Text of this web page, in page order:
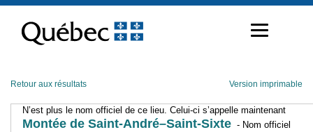
contenu
Retour aux résultats Version imprimable
N’est plus le nom officiel de ce lieu. Celui-ci s’appelle maintenant
Montée de Saint-André–Saint-Sixte - Nom officiel